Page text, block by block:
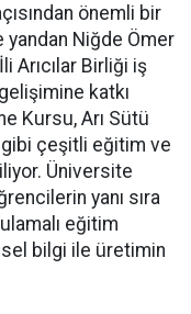
önemli bir
yandan Niğde Ömer
Arıcılar Birliği iş
katkı
Kursu, Arı Sütü
gibi çeşitli eğitim ve
Üniversite
yanı sıra
eğitim
bilgi ile üretimin